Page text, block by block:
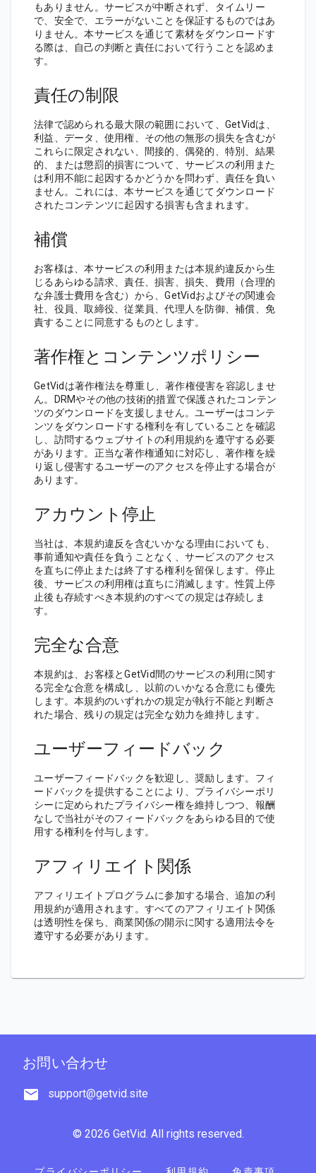
もありません。サービスが中断されず、タイムリー
で、安全で、エラーがないことを保証するものではあ
りません。本サービスを通じて素材をダウンロードす
る際は、自己の判断と責任において行うことを認めま
す。
責任の制限
法律で認められる最大限の範囲において、GetVidは、
利益、データ、使用権、その他の無形の損失を含むが
これらに限定されない、間接的、偶発的、特別、結果
的、または懲罰的損害について、サービスの利用また
は利用不能に起因するかどうかを問わず、責任を負い
ません。これには、本サービスを通じてダウンロード
されたコンテンツに起因する損害も含まれます。
補償
お客様は、本サービスの利用または本規約違反から生
じるあらゆる請求、責任、損害、損失、費用（合理的
な弁護士費用を含む）から、GetVidおよびその関連会
社、役員、取締役、従業員、代理人を防御、補償、免
責することに同意するものとします。
著作権とコンテンツポリシー
GetVidは著作権法を尊重し、著作権侵害を容認しませ
ん。DRMやその他の技術的措置で保護されたコンテン
ツのダウンロードを支援しません。ユーザーはコンテ
ンツをダウンロードする権利を有していることを確認
し、訪問するウェブサイトの利用規約を遵守する必要
があります。正当な著作権通知に対応し、著作権を繰
り返し侵害するユーザーのアクセスを停止する場合が
あります。
アカウント停止
当社は、本規約違反を含むいかなる理由においても、
事前通知や責任を負うことなく、サービスのアクセス
を直ちに停止または終了する権利を留保します。停止
後、サービスの利用権は直ちに消滅します。性質上停
止後も存続すべき本規約のすべての規定は存続しま
す。
完全な合意
本規約は、お客様とGetVid間のサービスの利用に関す
る完全な合意を構成し、以前のいかなる合意にも優先
します。本規約のいずれかの規定が執行不能と判断さ
れた場合、残りの規定は完全な効力を維持します。
ユーザーフィードバック
ユーザーフィードバックを歓迎し、奨励します。フィ
ードバックを提供することにより、プライバシーポリ
シーに定められたプライバシー権を維持しつつ、報酬
なしで当社がそのフィードバックをあらゆる目的で使
用する権利を付与します。
アフィリエイト関係
アフィリエイトプログラムに参加する場合、追加の利
用規約が適用されます。すべてのアフィリエイト関係
は透明性を保ち、商業関係の開示に関する適用法令を
遵守する必要があります。
お問い合わせ
support@getvid.site
© 2026 GetVid. All rights reserved.